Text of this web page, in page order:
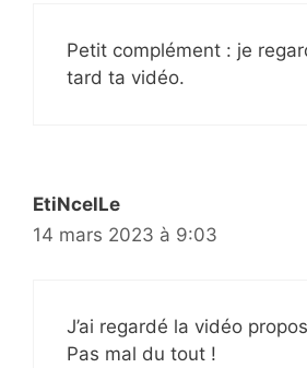
Petit complément : je
tard ta vidéo.
EtiNcelLe
14 mars 2023 à 9:03
J’ai regardé la vidéo
Pas mal du tout !